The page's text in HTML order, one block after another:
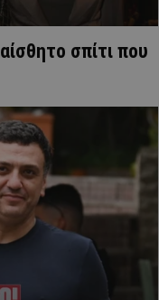
σπίτι που